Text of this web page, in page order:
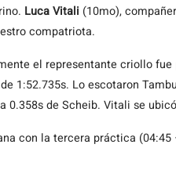
Luca Vitali (10mo),
compatriota.
el representante criollo
1:52.735s. Lo escotaron
0.358s de Scheib. Vitali se
con la tercera práctica